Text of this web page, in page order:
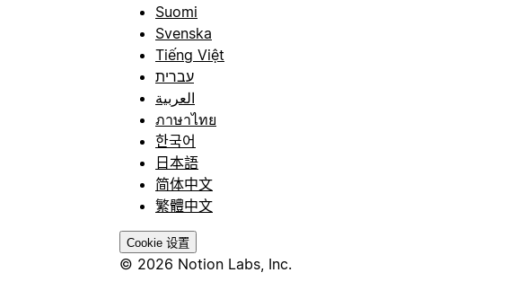
Suomi
Svenska
Tiếng Việt
עברית
العربية
ภาษาไทย
한국어
日本語
简体中文
繁體中文
Cookie 设置
© 2026 Notion Labs, Inc.